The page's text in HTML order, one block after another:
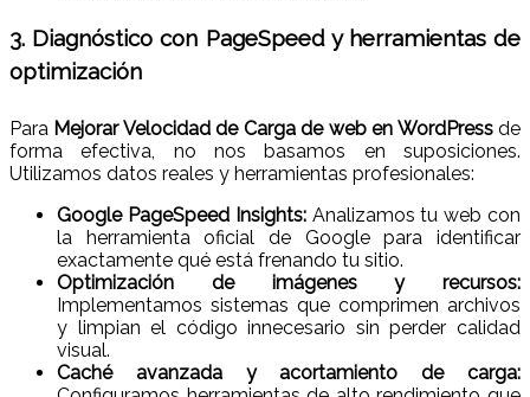
3. Diagnóstico con PageSpeed y herramientas de
optimización
Para Mejorar Velocidad de Carga de web en WordPressde
forma efectiva, no nos basamos en suposiciones.
Utilizamos datos reales y herramientas profesionales:
Google PageSpeed Insights:Analizamos tu web con
la herramienta oficial de Google para identificar
exactamente qué está frenando tu sitio.
Optimización de imágenes y recursos:
Implementamos sistemas que comprimen archivos
y limpian el código innecesario sin perder calidad
visual.
Caché avanzada y acortamiento de carga: